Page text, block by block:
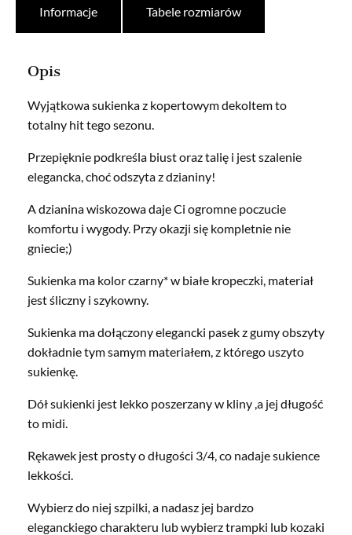
Informacje Tabele rozmiarów
Opis
Wyjątkowa sukienka z kopertowym dekoltem to
totalny hit tego sezonu.
Przepięknie podkreśla biust oraz talię i jest szalenie
elegancka, choć odszyta z dzianiny!
A dzianina wiskozowa daje Ci ogromne poczucie
komfortu i wygody. Przy okazji się kompletnie nie
gniecie;)
Sukienka ma kolor czarny* w białe kropeczki, materiał
jest śliczny i szykowny.
Sukienka ma dołączony elegancki pasek z gumy obszyty
dokładnie tym samym materiałem, z którego uszyto
sukienkę.
Dół sukienki jest lekko poszerzany w kliny ,a jej długość
to midi.
Rękawek jest prosty o długości 3/4, co nadaje sukience
lekkości.
Wybierz do niej szpilki, a nadasz jej bardzo
eleganckiego charakteru lub wybierz trampki lub kozaki